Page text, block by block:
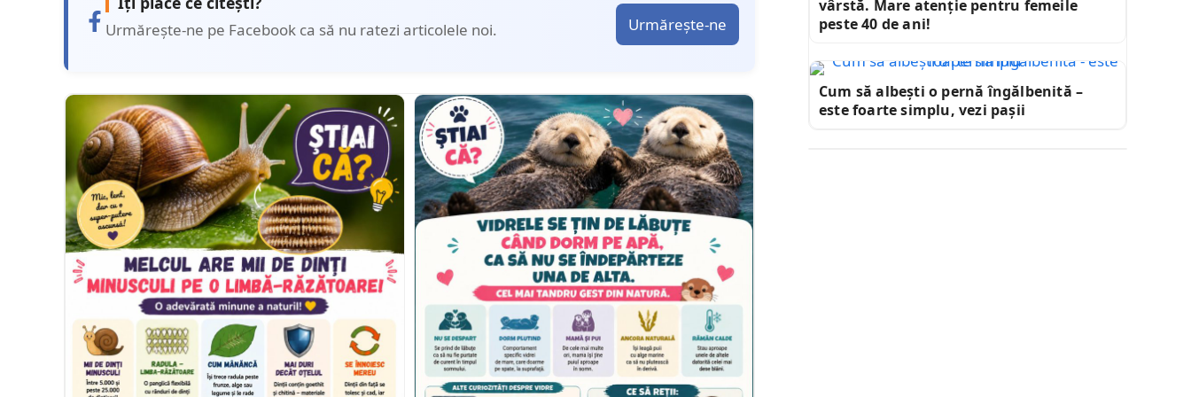
Urmărește-ne pe Facebook ca să nu ratezi articolele noi. Urmărește-ne
vârstă. Mare atenție pentru femeile
peste 40 de ani!
Cum să albești o pernă îngălbenită –
este foarte simplu, vezi pașii